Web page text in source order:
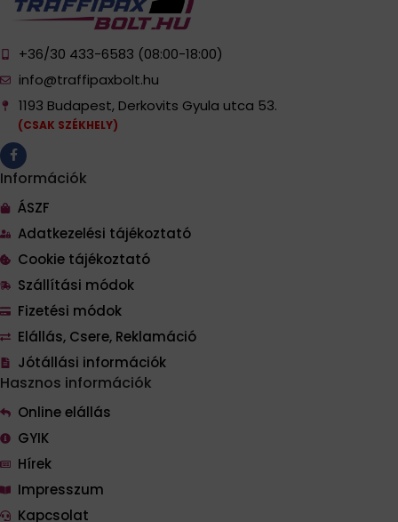
+36/30 433-6583 (08:00-18:00)
info@traffipaxbolt.hu
1193 Budapest, Derkovits Gyula utca 53.
(CSAK SZÉKHELY)
Információk
ÁSZF
Adatkezelési tájékoztató
Cookie tájékoztató
Szállítási módok
Fizetési módok
Elállás, Csere, Reklamáció
Jótállási információk
Hasznos információk
Online elállás
GYIK
Hírek
Impresszum
Kapcsolat